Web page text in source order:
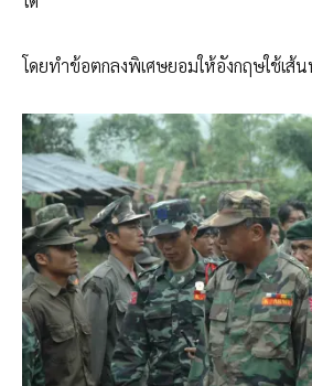
โดยทำข้อตกลงพิเศษยอมให้อังกฤษใช้เส้